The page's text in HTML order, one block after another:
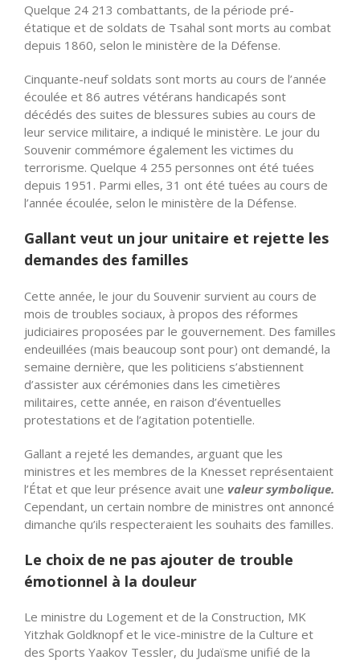
Quelque 24 213 combattants, de la période pré-
étatique et de soldats de Tsahal sont morts au combat
depuis 1860, selon le ministère de la Défense.
Cinquante-neuf soldats sont morts au cours de l’année
écoulée et 86 autres vétérans handicapés sont
décédés des suites de blessures subies au cours de
leur service militaire, a indiqué le ministère. Le jour du
Souvenir commémore également les victimes du
terrorisme. Quelque 4 255 personnes ont été tuées
depuis 1951. Parmi elles, 31 ont été tuées au cours de
l’année écoulée, selon le ministère de la Défense.
Gallant veut un jour unitaire et rejette les
demandes des familles
Cette année, le jour du Souvenir survient au cours de
mois de troubles sociaux, à propos des réformes
judiciaires proposées par le gouvernement. Des familles
endeuillées (mais beaucoup sont pour) ont demandé, la
semaine dernière, que les politiciens s’abstiennent
d’assister aux cérémonies dans les cimetières
militaires, cette année, en raison d’éventuelles
protestations et de l’agitation potentielle.
Gallant a rejeté les demandes, arguant que les
ministres et les membres de la Knesset représentaient
l’État et que leur présence avait une valeur symbolique.
Cependant, un certain nombre de ministres ont annoncé
dimanche qu’ils respecteraient les souhaits des familles.
Le choix de ne pas ajouter de trouble
émotionnel à la douleur
Le ministre du Logement et de la Construction, MK
Yitzhak Goldknopf et le vice-ministre de la Culture et
des Sports Yaakov Tessler, du Judaïsme unifié de la